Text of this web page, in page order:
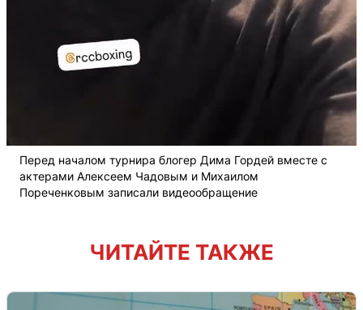
Перед началом турнира блогер Дима Гордей вместе с
актерами Алексеем Чадовым и Михаилом
Пореченковым записали видеообращение
ЧИТАЙТЕ ТАКЖЕ